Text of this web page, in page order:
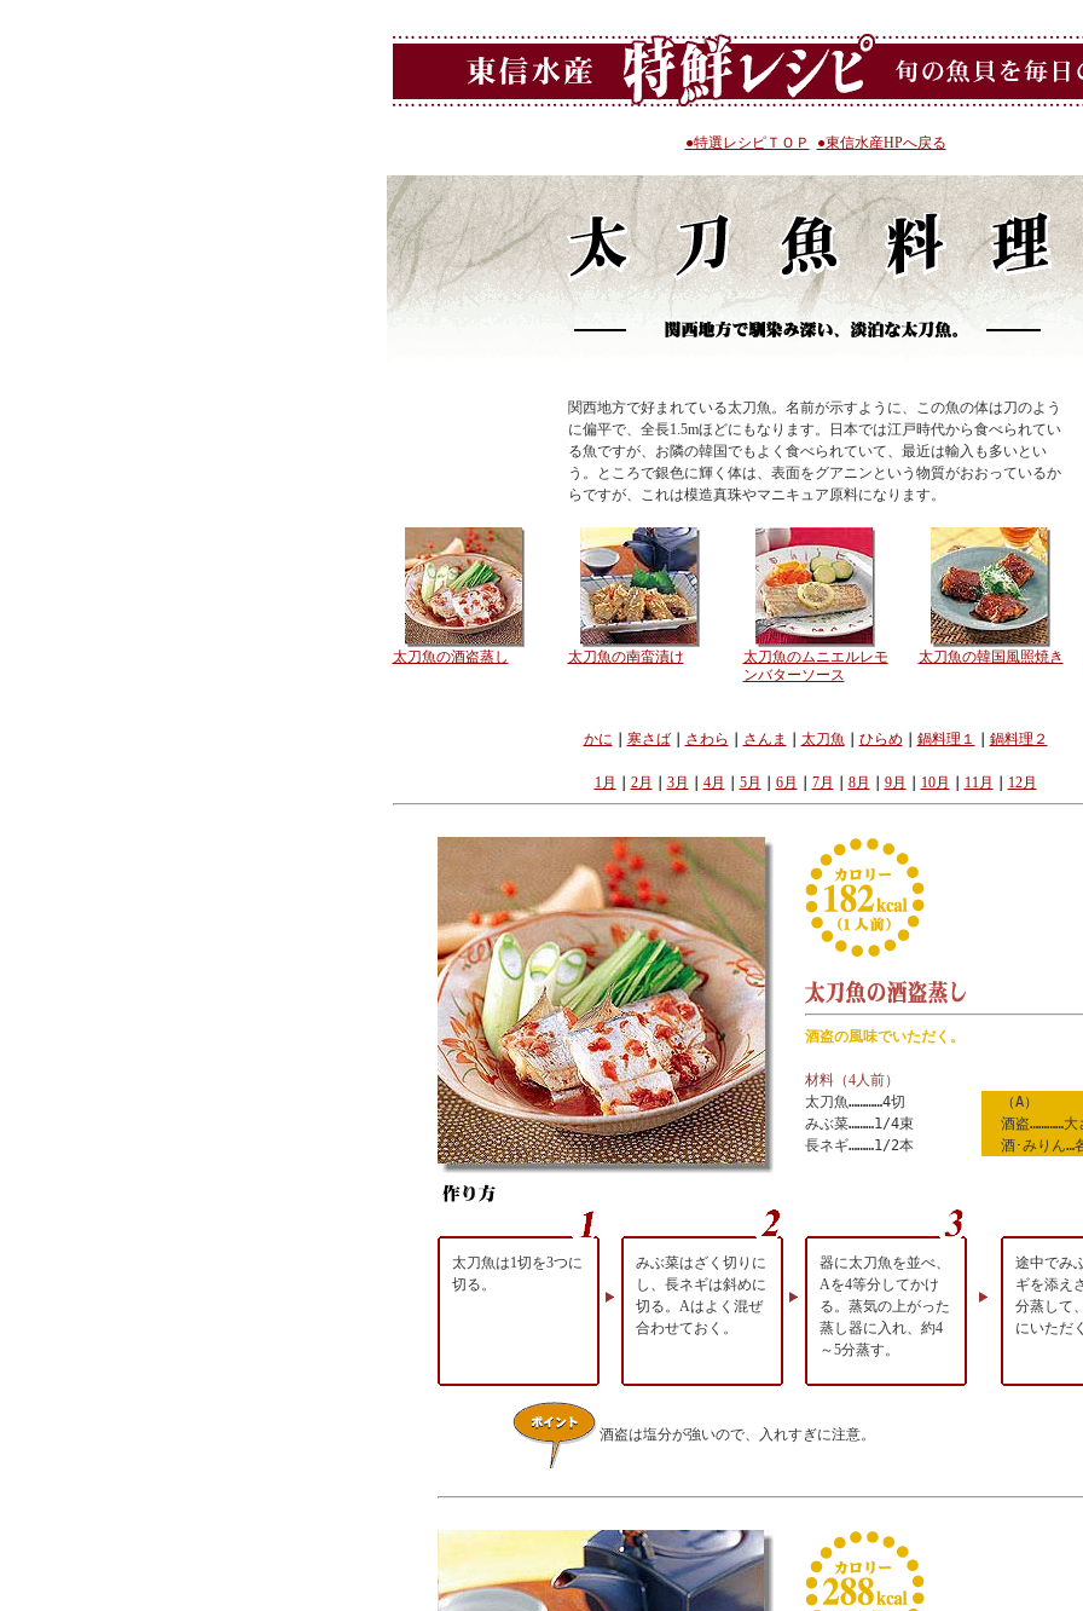
●特選レシピＴＯＰ ●東信水産HPへ戻る
関西地方で好まれている太刀魚。名前が示すように、この魚の体は刀のよう
に偏平で、全長1.5mほどにもなります。日本では江戸時代から食べられてい
る魚ですが、お隣の韓国でもよく食べられていて、最近は輸入も多いとい
う。ところで銀色に輝く体は、表面をグアニンという物質がおおっているか
らですが、これは模造真珠やマニキュア原料になります。
太刀魚の酒盗蒸し 太刀魚の南蛮漬け
太刀魚のムニエルレモ
ンバターソース
太刀魚の韓国風照焼き
かに 寒さば｜ さわら さんま 太刀魚 ひらめ 鍋料理１ 鍋料理２
1月 2月 3月 4月 5月 6月 7月 8月 9月 10月 11月 12月
酒盗の風味でいただく。
材料（4人前）
太刀魚…………4切
みぶ菜………1/4束
長ネギ………1/2本
（A）
酒盗…………大
酒･みりん…
太刀魚は1切を3つに
切る。
みぶ菜はざく切りに
し、長ネギは斜めに
切る。Aはよく混ぜ
合わせておく。
器に太刀魚を並べ、
Aを4等分してかけ
る。蒸気の上がった
蒸し器に入れ、約4
～5分蒸す。
途中でみ
ギを添え
分蒸して
にいただく
酒盗は塩分が強いので、入れすぎに注意。